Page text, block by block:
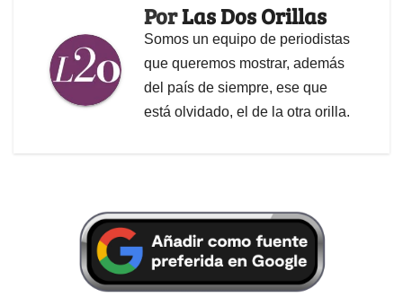
PorLas Dos Orillas
Somos un equipo de periodistas
que queremos mostrar, además
del país de siempre, ese que
está olvidado, el de la otra orilla.